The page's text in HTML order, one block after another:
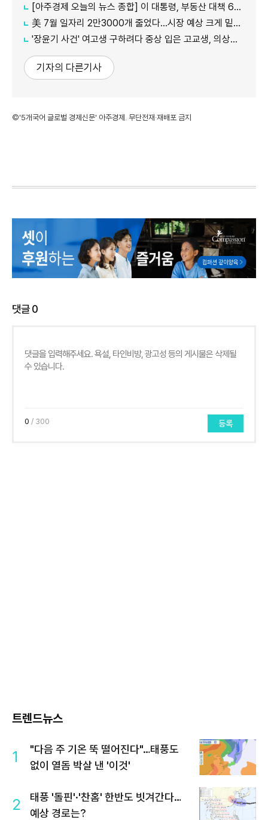
[아주경제 오늘의 뉴스 종합] 이 대통령, 부동산 대책 6시간 점검…"기존 방식 벗어나 과감히 실행" 外
美 7월 일자리 2만3000개 줄었다…시장 예상 크게 밑돈 '고용 쇼크'
'장윤기 사건' 여고생 구하려다 중상 입은 고교생, 의상자 인정
기자의 다른기사
©'5개국어 글로벌 경제신문' 아주경제. 무단전재·재배포 금지
댓글0
0 / 300 등록
트렌드뉴스
1
"다음 주 기온 뚝 떨어진다"…태풍도
없이 열돔 박살 낸 '이것'
2
태풍 '돌핀'·'찬홈' 한반도 빗겨간다…
예상 경로는?